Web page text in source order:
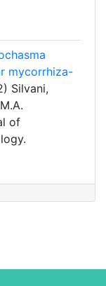
mycorrhiza-
Silvani,
of